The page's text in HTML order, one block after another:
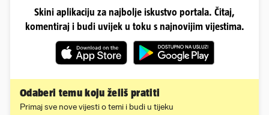
Skini aplikaciju za najbolje iskustvo portala. Čitaj,
komentiraj i budi uvijek u toku s najnovijim vijestima.
Odaberi temu koju želiš pratiti
Primaj sve nove vijesti o temi i budi u tijeku